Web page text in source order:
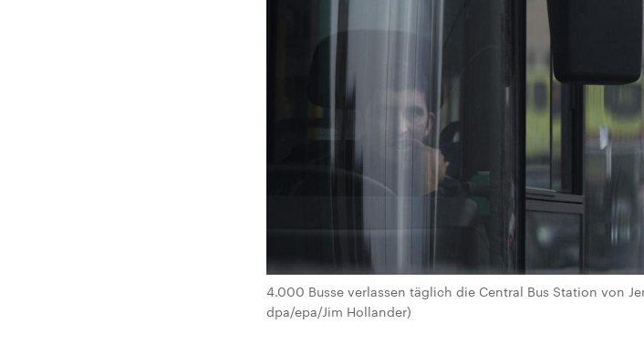
4.000 Busse verlassen täglich die Central Bus Station von
dpa/epa/Jim Hollander)